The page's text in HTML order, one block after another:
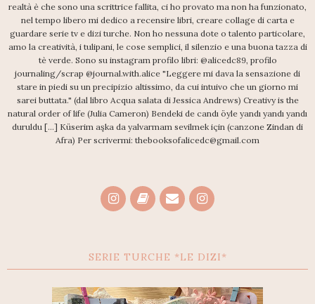
realtà è che sono una scrittrice fallita, ci ho provato ma non ha funzionato,
nel tempo libero mi dedico a recensire libri, creare collage di carta e
guardare serie tv e dizi turche. Non ho nessuna dote o talento particolare,
amo la creatività, i tulipani, le cose semplici, il silenzio e una buona tazza di
tè verde. Sono su instagram profilo libri: @alicedc89, profilo
journaling/scrap @journal.with.alice "Leggere mi dava la sensazione di
stare in piedi su un precipizio altissimo, da cui intuivo che un giorno mi
sarei buttata." (dal libro Acqua salata di Jessica Andrews) Creativy is the
natural order of life (Julia Cameron) Bendeki de candı öyle yandı yandı yandı
duruldu [...] Küserim aşka da yalvarmam sevilmek için (canzone Zindan di
Afra) Per scrivermi: thebooksofalicedc@gmail.com
SERIE TURCHE *LE DIZI*